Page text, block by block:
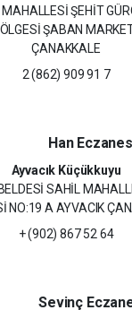
ŞEHİT
ŞABAN
ÇANAKKALE
2 (862) 909 91 7
Han
Ayvacık Küçükkuyu
SAHİL
NO:19 A AYVACIK
+ (902) 867 52 64
Sevinç